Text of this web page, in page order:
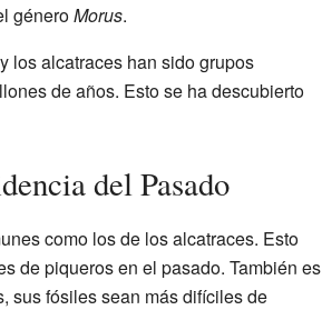
géneroMorus.
los alcatraces han sido grupos
de años. Esto se ha descubierto
del Pasado
como los de los alcatraces. Esto
de piqueros en el pasado. También es
sus fósiles sean más difíciles de